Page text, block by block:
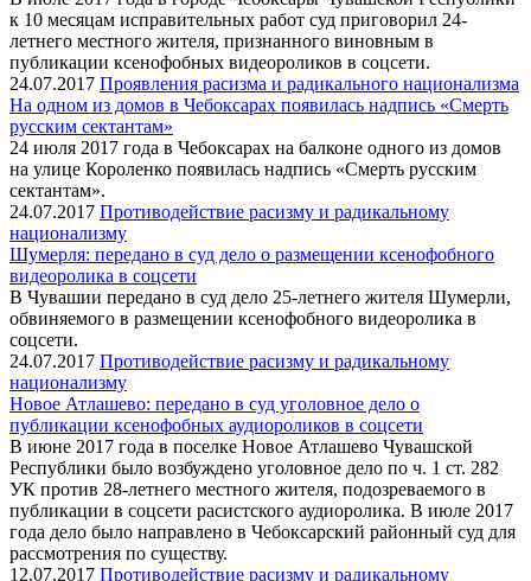
к 10 месяцам исправительных работ суд приговорил 24-
летнего местного жителя, признанного виновным в
публикации ксенофобных видеороликов в соцсети.
24.07.2017 Проявления расизма и радикального национализма
На одном из домов в Чебоксарах появилась надпись «Смерть
русским сектантам»
24 июля 2017 года в Чебоксарах на балконе одного из домов
на улице Короленко появилась надпись «Смерть русским
сектантам».
24.07.2017 Противодействие расизму и радикальному
национализму
Шумерля: передано в суд дело о размещении ксенофобного
видеоролика в соцсети
В Чувашии передано в суд дело 25-летнего жителя Шумерли,
обвиняемого в размещении ксенофобного видеоролика в
соцсети.
24.07.2017 Противодействие расизму и радикальному
национализму
Новое Атлашево: передано в суд уголовное дело о
публикации ксенофобных аудиороликов в соцсети
В июне 2017 года в поселке Новое Атлашево Чувашской
Республики было возбуждено уголовное дело по ч. 1 ст. 282
УК против 28-летнего местного жителя, подозреваемого в
публикации в соцсети расистского аудиоролика. В июле 2017
года дело было направлено в Чебоксарский районный суд для
рассмотрения по существу.
12.07.2017 Противодействие расизму и радикальному